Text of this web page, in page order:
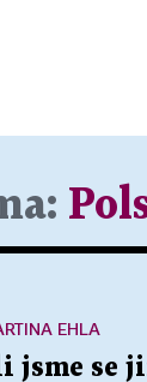
jsme se
EHLA